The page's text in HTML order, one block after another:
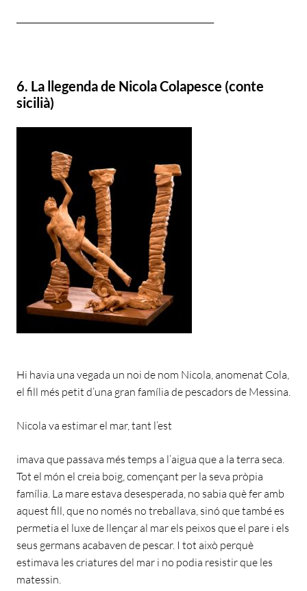
6. La llegenda de Nicola Colapesce (conte
sicilià)
Hi havia una vegada un noi de nom Nicola, anomenat Cola,
el fill més petit d’una gran família de pescadors de Messina.
Nicola va estimar el mar, tant l’est
imava que passava més temps a l’aigua que a la terra seca.
Tot el món el creia boig, començant per la seva pròpia
família. La mare estava desesperada, no sabia què fer amb
aquest fill, que no només no treballava, sinó que també es
permetia el luxe de llençar al mar els peixos que el pare i els
seus germans acabaven de pescar. I tot això perquè
estimava les criatures del mar i no podia resistir que les
matessin.